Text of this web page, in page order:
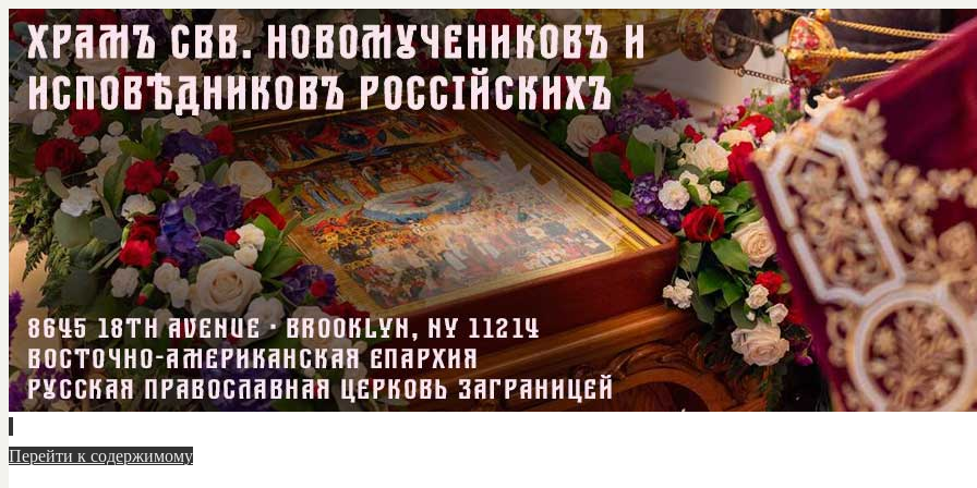
Перейти к содержимому